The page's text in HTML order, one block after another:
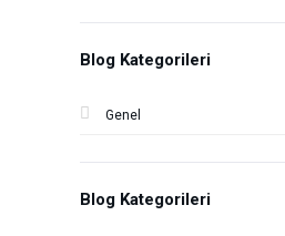
Blog Kategorileri
Genel
Blog Kategorileri